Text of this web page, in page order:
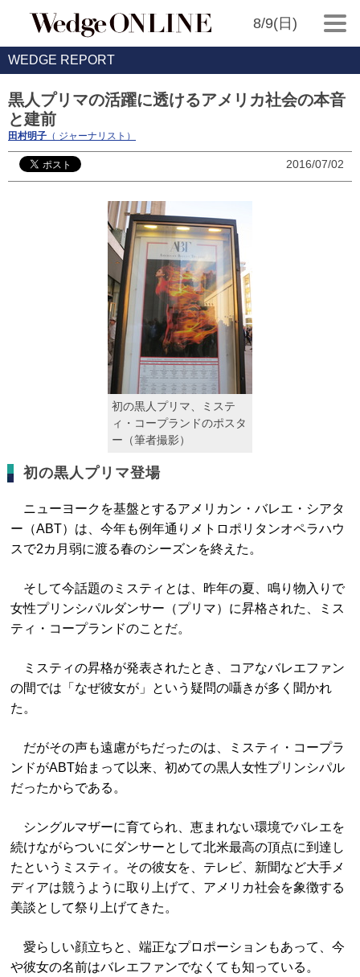
8/9(日)
WEDGE REPORT
黒人プリマの活躍に透けるアメリカ社会の本音
と建前
田村明子 （ ジャーナリスト）
2016/07/02
初の黒人プリマ、ミステ
ィ・コープランドのポスタ
ー（筆者撮影）
初の黒人プリマ登場
ニューヨークを基盤とするアメリカン・バレエ・シアタ
ー（ABT）は、今年も例年通りメトロポリタンオペラハウ
スで2カ月弱に渡る春のシーズンを終えた。
そして今話題のミスティとは、昨年の夏、鳴り物入りで
女性プリンシパルダンサー（プリマ）に昇格された、ミス
ティ・コープランドのことだ。
ミスティの昇格が発表されたとき、コアなバレエファン
の間では「なぜ彼女が」という疑問の囁きが多く聞かれ
た。
だがその声も遠慮がちだったのは、ミスティ・コープラ
ンドがABT始まって以来、初めての黒人女性プリンシパル
だったからである。
シングルマザーに育てられ、恵まれない環境でバレエを
続けながらついにダンサーとして北米最高の頂点に到達し
たというミスティ。その彼女を、テレビ、新聞など大手メ
ディアは競うように取り上げて、アメリカ社会を象徴する
美談として祭り上げてきた。
愛らしい顔立ちと、端正なプロポーションもあって、今
や彼女の名前はバレエファンでなくても知っている。